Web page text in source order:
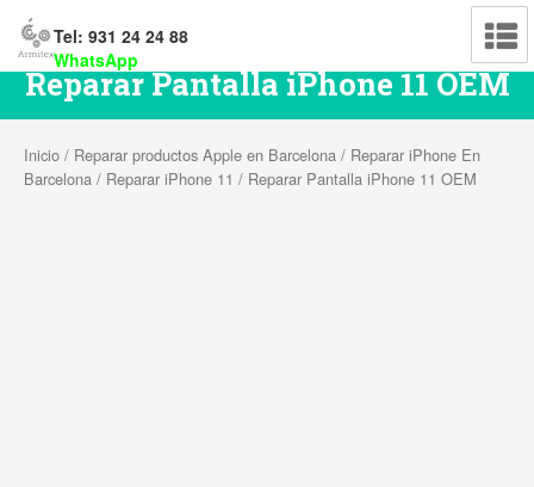
Tel: 931 24 24 88
WhatsApp
Reparar Pantalla iPhone 11 OEM
Inicio / Reparar productos Apple en Barcelona / Reparar iPhone En
Barcelona / Reparar iPhone 11 / Reparar Pantalla iPhone 11 OEM